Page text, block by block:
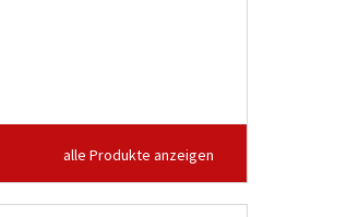
alle Produkte anzeigen